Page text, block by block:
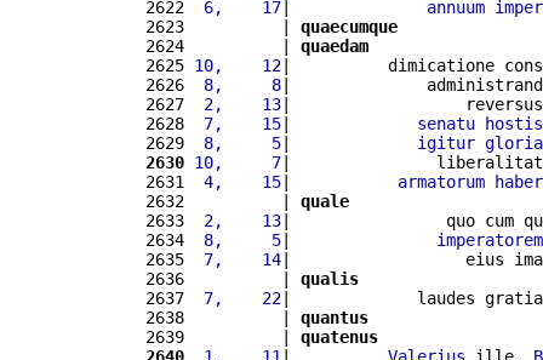
2622
6,    17| annuum
2623          | quaecumque
2624          | quaedam
2625 10,    12|          dimicatione
2626
8,     8|
2627
2,    13|                  reversus
2628
7,    15| senatu hostis
2629
8,     5| igitur
2630 10,     7|
2631
4,    15| armatorum
2632          | quale
2633
2,    13|                quo cum
2634
8,     5| imperatorem
2635
7,    14|                  eius
2636          | qualis
2637
7,    22|             laudes
2638          | quantus
2639          | quatenus
2640
1,    11 | Valerius ille,